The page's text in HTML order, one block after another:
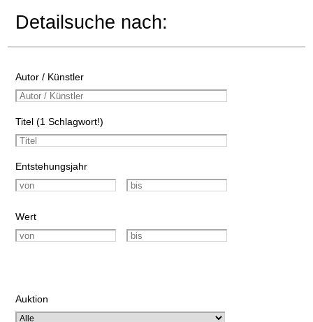
Detailsuche nach:
Autor / Künstler
Titel (1 Schlagwort!)
Entstehungsjahr
Wert
Auktion